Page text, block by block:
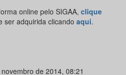
online pelo SIGAA, clique
ser adquirida clicando aqui.
de 2014, 08:21